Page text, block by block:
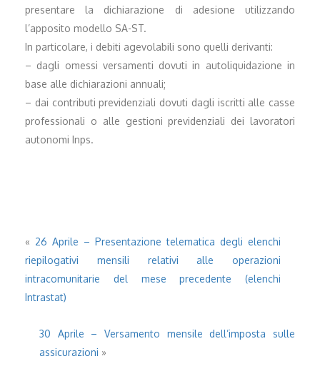
presentare la dichiarazione di adesione utilizzando
l’apposito modello SA-ST.
In particolare, i debiti agevolabili sono quelli derivanti:
– dagli omessi versamenti dovuti in autoliquidazione in
base alle dichiarazioni annuali;
– dai contributi previdenziali dovuti dagli iscritti alle casse
professionali o alle gestioni previdenziali dei lavoratori
autonomi Inps.
« 26 Aprile – Presentazione telematica degli elenchi
riepilogativi mensili relativi alle operazioni
intracomunitarie del mese precedente (elenchi
Intrastat)
30 Aprile – Versamento mensile dell’imposta sulle
assicurazioni »